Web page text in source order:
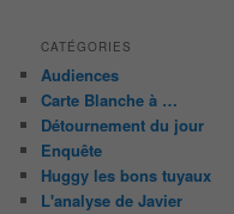
CATÉGORIES
Audiences
Carte Blanche à …
Détournement du jour
Enquête
Huggy les bons tuyaux
L'analyse de Javier